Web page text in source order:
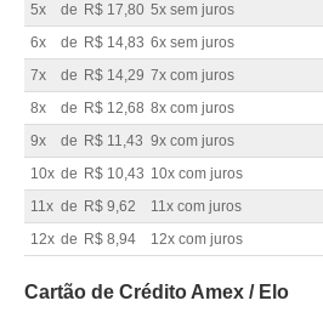
5x
de R$ 17,80 5x sem juros
6x
de R$ 14,83 6x sem juros
7x
de R$ 14,29 7x com juros
8x
de R$ 12,68 8x com juros
9x
de R$ 11,43 9x com juros
10x de R$ 10,43 10x com juros
11x de R$ 9,62 11x com juros
12x de R$ 8,94 12x com juros
Cartão de Crédito Amex / Elo